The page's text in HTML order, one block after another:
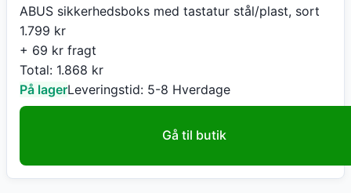
ABUS sikkerhedsboks med tastatur stål/plast, sort
1.799 kr
+ 69 kr fragt
Total: 1.868 kr
På lagerLeveringstid: 5-8 Hverdage
Gå til butik